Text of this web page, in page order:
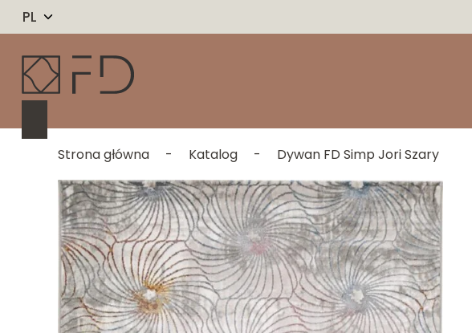
PL
Strona główna - Katalog - Dywan FD Simp Jori Szary